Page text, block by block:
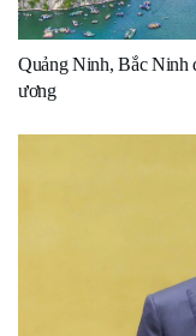
Quảng Ninh, Bắc Ninh
ương